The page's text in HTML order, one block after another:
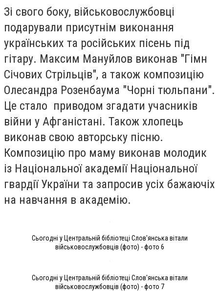
Зі свого боку, військовослужбовці
подарували присутнім виконання
українських та російських пісень під
гітару. Максим Мануйлов виконав "Гімн
Січових Стрільців", а також композицію
Олесандра Розенбаума "Чорні тюльпани".
Це стало приводом згадати учасників
війни у Афганістані. Також хлопець
виконав свою авторську пісню.
Композицію про маму виконав молодик
із Національної академії Національної
гвардії України та запросив усіх бажаючіх
на навчання в академію.
Сьогодні у Центральній бібліотеці Слов'янська вітали
військовослужбовців (фото) - фото 6
Сьогодні у Центральній бібліотеці Слов'янська вітали
військовослужбовців (фото) - фото 7